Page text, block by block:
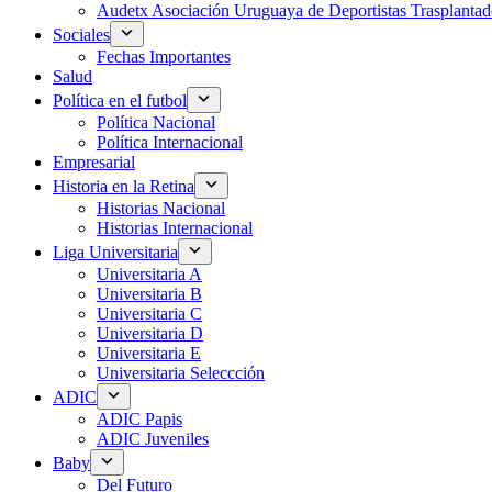
Audetx Asociación Uruguaya de Deportistas
Sociales
Fechas Importantes
Salud
Política en el futbol
Política Nacional
Política Internacional
Empresarial
Historia en la Retina
Historias Nacional
Historias Internacional
Liga Universitaria
Universitaria A
Universitaria B
Universitaria C
Universitaria D
Universitaria E
Universitaria Seleccción
ADIC
ADIC Papis
ADIC Juveniles
Baby
Del Futuro